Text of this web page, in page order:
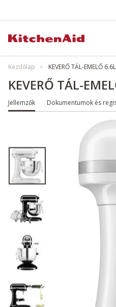
Kezdőlap KEVERŐ TÁL-EMELŐ
KEVERŐ TÁL-
Jellemzők Dokumentumok és